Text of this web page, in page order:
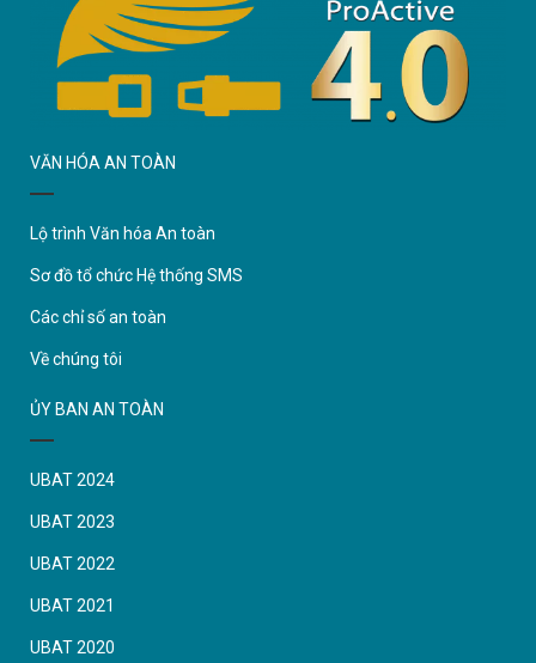
VĂN HÓA AN TOÀN
Lộ trình Văn hóa An toàn
Sơ đồ tổ chức Hệ thống SMS
Các chỉ số an toàn
Về chúng tôi
ỦY BAN AN TOÀN
UBAT 2024
UBAT 2023
UBAT 2022
UBAT 2021
UBAT 2020